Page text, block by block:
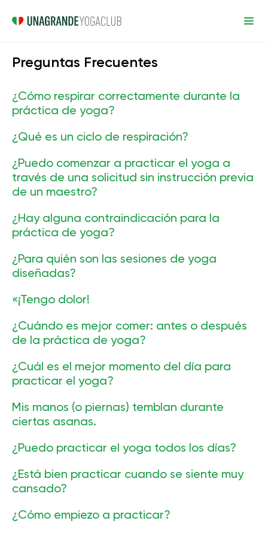
Preguntas Frecuentes
¿Cómo respirar correctamente durante la
práctica de yoga?
La respiración adecuada es un aspecto muy
atención especial durante su práctica.
¿Qué es un ciclo de respiración?
Un ciclo de respiración es una inhalación seguida de
una exhalación.
¿Puedo comenzar a practicar el yoga a
través de una solicitud sin instrucción previa
de un maestro?
Sí, puedes.
¿Hay alguna contraindicación para la
práctica de yoga?
Debe evitar hacer asanas y ejercicios durante brotes
de afecciones crónicas o durante períodos de
¿Para quién son las sesiones de yoga
diseñadas?
No se requiere una preparación especial para
«¡Tengo dolor!
¡No!
¿Cuándo es mejor comer: antes o después
de la práctica de yoga?
Es mejor practicar el yoga con el estómago vacío.
¿Cuál es el mejor momento del día para
practicar el yoga?
Es mejor practicar el yoga regularmente, y puedes
experimentar para encontrar el tiempo que mejor te
Mis manos (o piernas) temblan durante
ciertas asanas.
Sí, es normal.
¿Puedo practicar el yoga todos los días?
Sí, puede, y si se hace moderadamente, incluso puede
ser beneficioso.
¿Está bien practicar cuando se siente muy
cansado?
Si te sientes muy cansado, aún puedes practicar.
¿Cómo empiezo a practicar?